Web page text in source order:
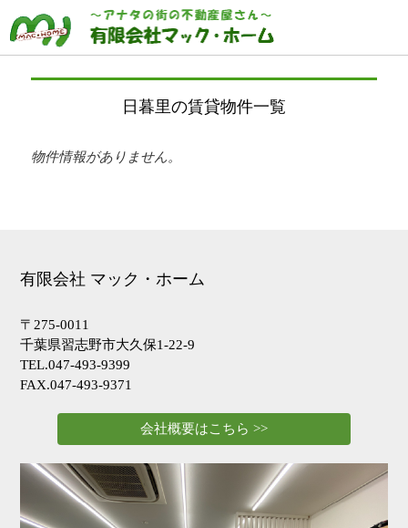
トップページ
選ばれる理由 REASONS
会社案内
COMPANY
お問い合わせ
CONTACT
日暮里の賃貸物件一覧
物件情報がありません。
有限会社 マック・ホーム
〒275-0011
千葉県習志野市大久保1-22-9
TEL.047-493-9399
FAX.047-493-9371
会社概要はこちら >>